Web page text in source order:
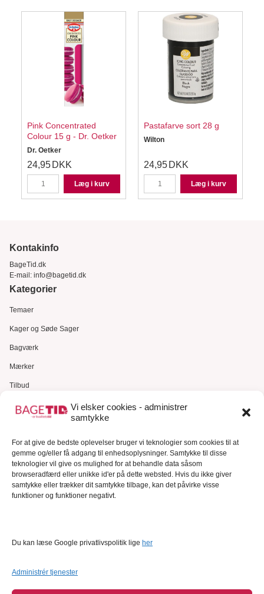
Vi elsker cookies - administrer
samtykke
For at give de bedste oplevelser bruger vi teknologier som cookies til at
gemme og/eller få adgang til enhedsoplysninger. Samtykke til disse
teknologier vil give os mulighed for at behandle data såsom
browseradfærd eller unikke id'er på dette websted. Hvis du ikke giver
samtykke eller trækker dit samtykke tilbage, kan det påvirke visse
funktioner og funktioner negativt.
Du kan læse Google privatlivspolitik lige her
Administrér tjenester
Pink Concentrated
Colour 15 g - Dr. Oetker
Dr. Oetker
24,95 DKK
Læg i kurv
Pastafarve sort 28 g
Wilton
24,95 DKK
Læg i kurv
Kontakinfo
BageTid.dk
E-mail: info@bagetid.dk
Kategorier
Temaer
Kager og Søde Sager
Bagværk
Mærker
Tilbud
Gavekort
Kundeservice
Kundeservice
FAQ – Ofte stillede spørgsmål
Om Bagetid.dk
Se Fødevarestyrelsens smiley-rapporter